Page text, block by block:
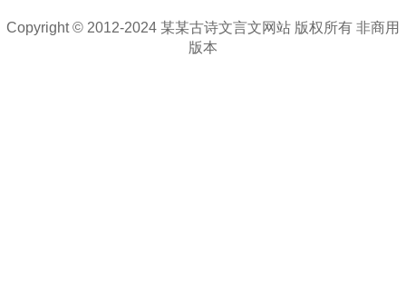
Copyright © 2012-2024 某某古诗文言文网站 版权所有 非商用
版本